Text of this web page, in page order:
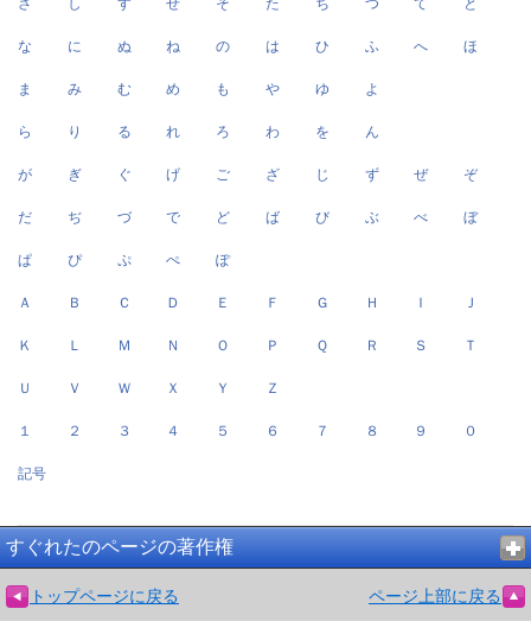
さ し す せ そ た ち つ て と
な に ぬ ね の は ひ ふ へ ほ
ま み む め も や ゆ よ
ら り る れ ろ わ を ん
が ぎ ぐ げ ご ざ じ ず ぜ ぞ
だ ぢ づ で ど ば び ぶ べ ぼ
ぱ ぴ ぷ ぺ ぽ
Ａ Ｂ Ｃ Ｄ Ｅ Ｆ Ｇ Ｈ Ｉ Ｊ
Ｋ Ｌ Ｍ Ｎ Ｏ Ｐ Ｑ Ｒ Ｓ Ｔ
Ｕ Ｖ Ｗ Ｘ Ｙ Ｚ
１ ２ ３ ４ ５ ６ ７ ８ ９ ０
記号
すぐれたのページの著作権
トップページに戻る ページ上部に戻る